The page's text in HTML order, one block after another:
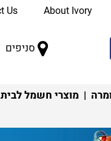
About Ivory
סניפים
| מוצרי חשמל לבית